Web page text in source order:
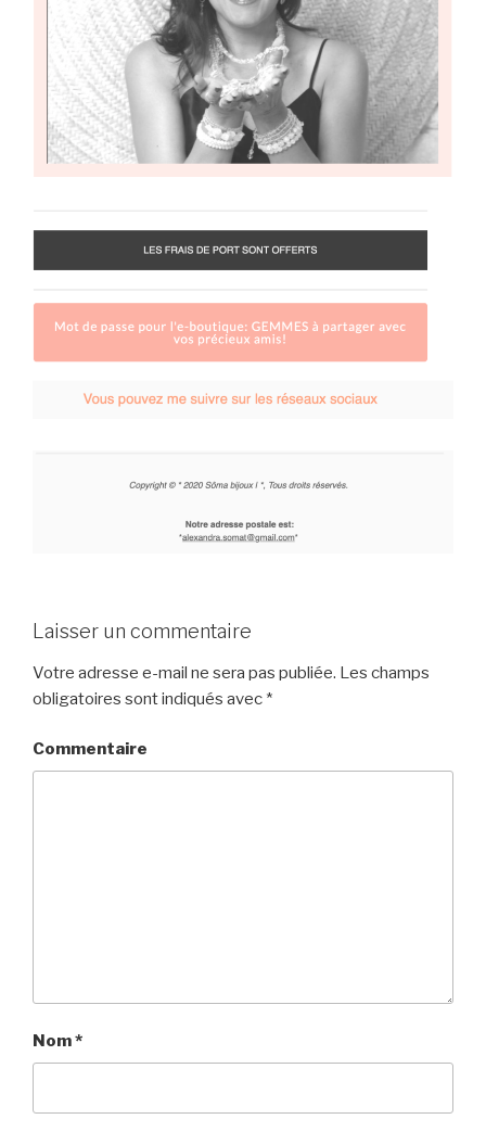
Laisser un commentaire
Votre adresse e-mail ne sera pas publiée. Les champs
obligatoires sont indiqués avec *
Commentaire
Nom*